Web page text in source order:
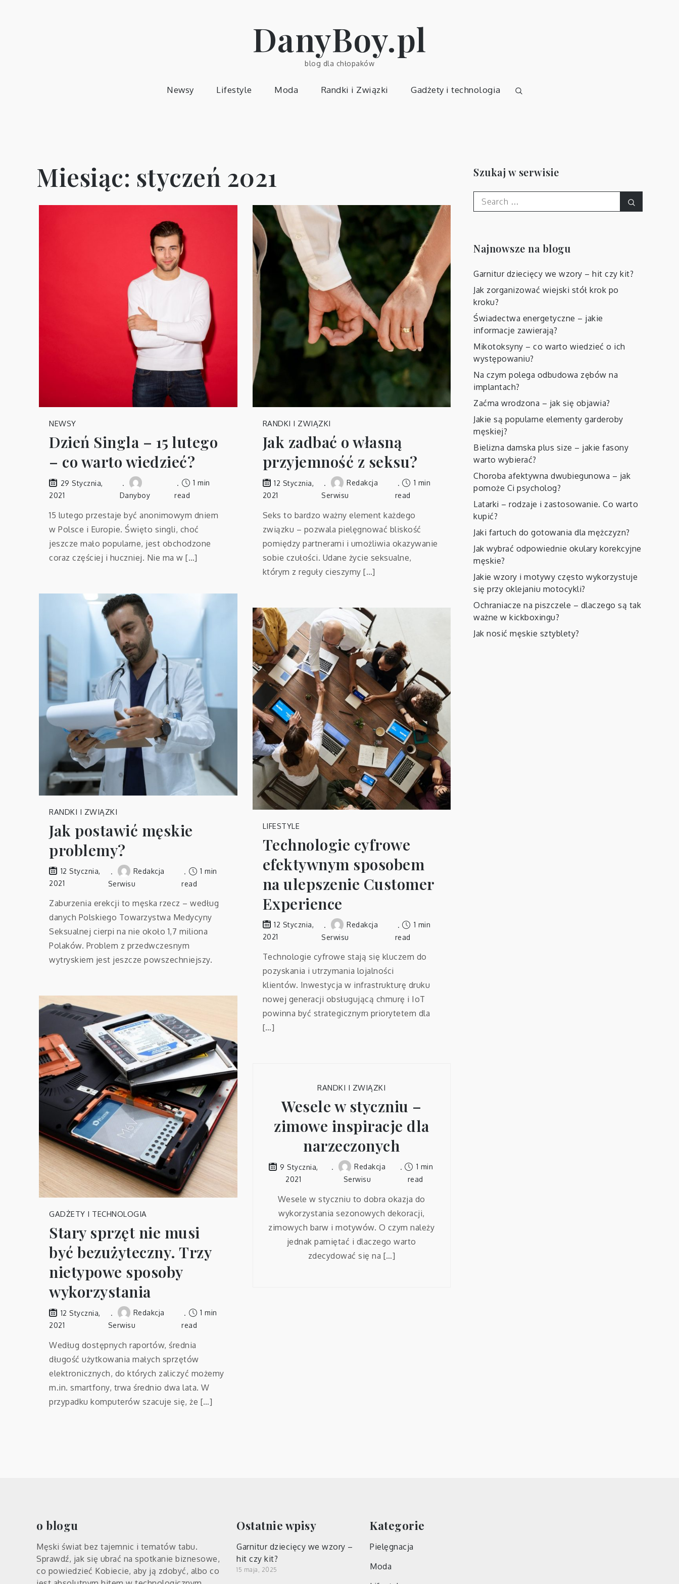
DanyBoy.pl
blog dla chłopaków
Newsy Lifestyle Moda Randki i Związki Gadżety i technologia
Miesiąc: styczeń 2021
NEWSY
Dzień Singla – 15 lutego
– co warto wiedzieć?
29 Stycznia,
2021
Danyboy
1 min
read
15 lutego przestaje być anonimowym dniem
w Polsce i Europie. Święto singli, choć
jeszcze mało popularne, jest obchodzone
coraz częściej i huczniej. Nie ma w […]
RANDKI I ZWIĄZKI
Jak zadbać o własną
przyjemność z seksu?
12 Stycznia,
2021
Redakcja
Serwisu
1 min
read
Seks to bardzo ważny element każdego
związku – pozwala pielęgnować bliskość
pomiędzy partnerami i umożliwia okazywanie
sobie czułości. Udane życie seksualne,
którym z reguły cieszymy […]
RANDKI I ZWIĄZKI
Jak postawić męskie
problemy?
12 Stycznia,
2021
Redakcja
Serwisu
1 min
read
Zaburzenia erekcji to męska rzecz – według
danych Polskiego Towarzystwa Medycyny
Seksualnej cierpi na nie około 1,7 miliona
Polaków. Problem z przedwczesnym
wytryskiem jest jeszcze powszechniejszy.
LIFESTYLE
Technologie cyfrowe
efektywnym sposobem
na ulepszenie Customer
Experience
12 Stycznia,
2021
Redakcja
Serwisu
1 min
read
Technologie cyfrowe stają się kluczem do
pozyskania i utrzymania lojalności
klientów. Inwestycja w infrastrukturę druku
nowej generacji obsługującą chmurę i IoT
powinna być strategicznym priorytetem dla
[…]
GADŻETY I TECHNOLOGIA
Stary sprzęt nie musi
być bezużyteczny. Trzy
nietypowe sposoby
wykorzystania
12 Stycznia,
2021
Redakcja
Serwisu
1 min
read
Według dostępnych raportów, średnia
długość użytkowania małych sprzętów
elektronicznych, do których zaliczyć możemy
m.in. smartfony, trwa średnio dwa lata. W
przypadku komputerów szacuje się, że […]
RANDKI I ZWIĄZKI
Wesele w styczniu –
zimowe inspiracje dla
narzeczonych
9 Stycznia,
2021
Redakcja
Serwisu
1 min
read
Wesele w styczniu to dobra okazja do
wykorzystania sezonowych dekoracji,
zimowych barw i motywów. O czym należy
jednak pamiętać i dlaczego warto
zdecydować się na […]
Szukaj w serwisie
Search
for:
Najnowsze na blogu
Garnitur dziecięcy we wzory – hit czy kit?
Jak zorganizować wiejski stół krok po
kroku?
Świadectwa energetyczne – jakie
informacje zawierają?
Mikotoksyny – co warto wiedzieć o ich
występowaniu?
Na czym polega odbudowa zębów na
implantach?
Zaćma wrodzona – jak się objawia?
Jakie są popularne elementy garderoby
męskiej?
Bielizna damska plus size – jakie fasony
warto wybierać?
Choroba afektywna dwubiegunowa – jak
pomoże Ci psycholog?
Latarki – rodzaje i zastosowanie. Co warto
kupić?
Jaki fartuch do gotowania dla mężczyzn?
Jak wybrać odpowiednie okulary korekcyjne
męskie?
Jakie wzory i motywy często wykorzystuje
się przy oklejaniu motocykli?
Ochraniacze na piszczele – dlaczego są tak
ważne w kickboxingu?
Jak nosić męskie sztyblety?
o blogu
Męski świat bez tajemnic i tematów tabu.
Sprawdź, jak się ubrać na spotkanie biznesowe,
co powiedzieć Kobiecie, aby ją zdobyć, albo co
Ostatnie wpisy
Garnitur dziecięcy we wzory –
hit czy kit?
15 maja, 2025
Kategorie
Pielęgnacja
Moda